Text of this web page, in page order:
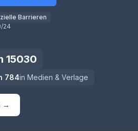
Barrieren
24
15030
784in Medien & Verlage
→